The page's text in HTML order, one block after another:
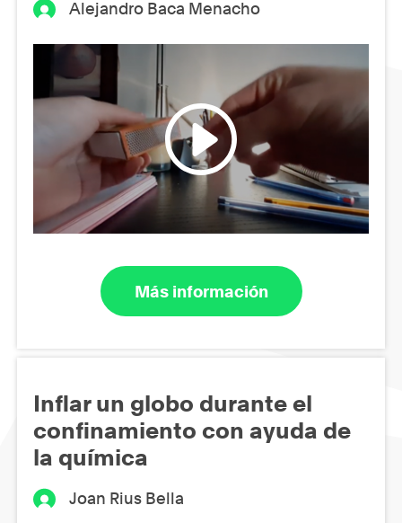
Alejandro Baca Menacho
Más información
Inflar un globo durante el
confinamiento con ayuda de
la química
Joan Rius Bella